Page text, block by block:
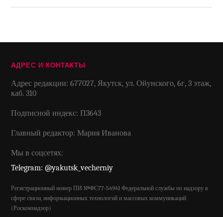
АДРЕС И КОНТАКТЫ
Адрес редакции: 677027, Якутск, ул. Ойунского, 6г, 3 этаж,
каб. 310
Подписной индекс: П3643
Главный редактор: Мария Иванова
Мы в соцсетях:
Telegram: @yakutsk_vecherniy
Регистрационный номер ПИ №ФС77-54941 Федеральной службы по надзору в
сфере связи, информационных технологий и массовых коммуникаций
(Роскомнадзор)